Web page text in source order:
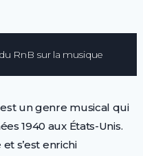
RnB sur la musique
un genre musical qui
1940 aux États-Unis.
s’est enrichi